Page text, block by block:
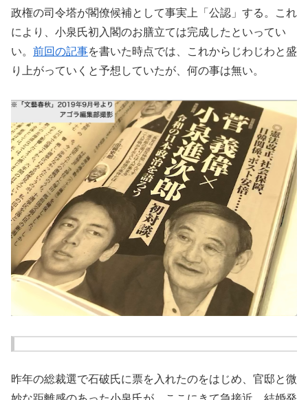
政権の司令塔が閣僚候補として事実上「公認」する。これ
により、小泉氏初入閣のお膳立ては完成したといってい
い。 前回の記事を書いた時点では、これからじわじわと盛
り上がっていくと予想していたが、何の事は無い。
昨年の総裁選で石破氏に票を入れたのをはじめ、官邸と微